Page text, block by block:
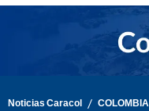
Noticias Caracol / COLOMBIA